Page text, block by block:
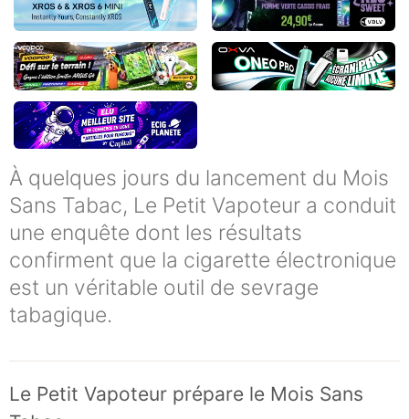
À quelques jours du lancement du Mois
Sans Tabac, Le Petit Vapoteur a conduit
une enquête dont les résultats
confirment que la cigarette électronique
est un véritable outil de sevrage
tabagique.
Le Petit Vapoteur prépare le Mois Sans